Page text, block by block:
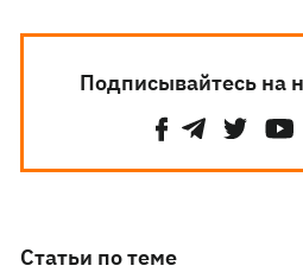
Подписывайтесь на
Статьи по теме